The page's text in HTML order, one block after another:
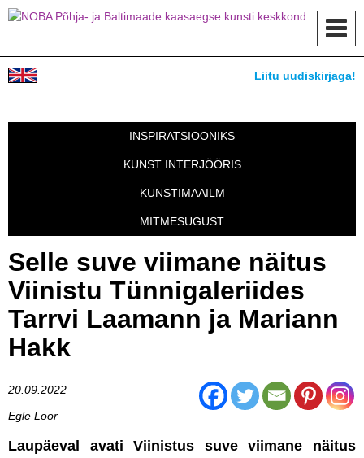
Liitu uudiskirjaga!
INSPIRATSIOONIKS
KUNST INTERJÖÖRIS
KUNSTIMAAILM
MITMESUGUST
Selle suve viimane näitus
Viinistu Tünnigaleriides
Tarrvi Laamann ja Mariann
Hakk
20.09.2022
Egle Loor
Laupäeval avati Viinistus suve viimane näitus